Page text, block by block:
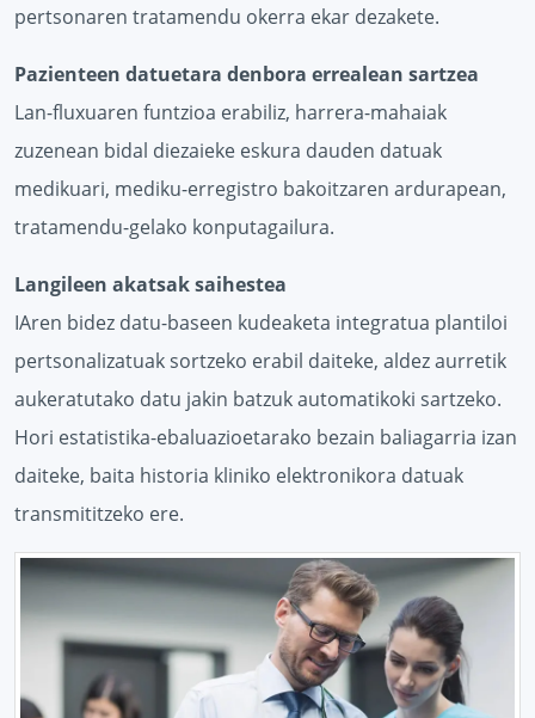
pertsonaren tratamendu okerra ekar dezakete.
Pazienteen datuetara denbora errealean sartzea
Lan-fluxuaren funtzioa erabiliz, harrera-mahaiak
zuzenean bidal diezaieke eskura dauden datuak
medikuari, mediku-erregistro bakoitzaren ardurapean,
tratamendu-gelako konputagailura.
Langileen akatsak saihestea
IAren bidez datu-baseen kudeaketa integratua plantiloi
pertsonalizatuak sortzeko erabil daiteke, aldez aurretik
aukeratutako datu jakin batzuk automatikoki sartzeko.
Hori estatistika-ebaluazioetarako bezain baliagarria izan
daiteke, baita historia kliniko elektronikora datuak
transmititzeko ere.